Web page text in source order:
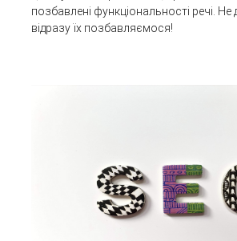
позбавлені функціональності речі.
відразу їх позбавляємося!